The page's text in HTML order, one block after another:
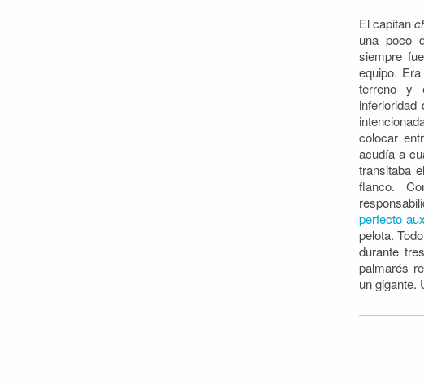
El capitan
una poco
siempre
equipo.
terreno y
colocar
acudía a
transitaba
flanco.
perfecto
pelota.
durante
palmarés
un gigante.